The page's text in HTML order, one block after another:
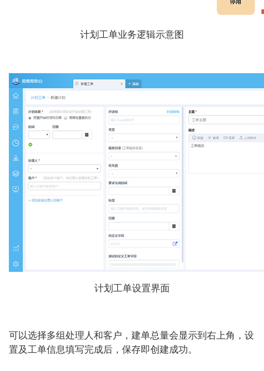
计划工单业务逻辑示意图
计划工单设置界面
可以选择多组处理人和客户，建单总量会显示到右上角，设
置及工单信息填写完成后，保存即创建成功。